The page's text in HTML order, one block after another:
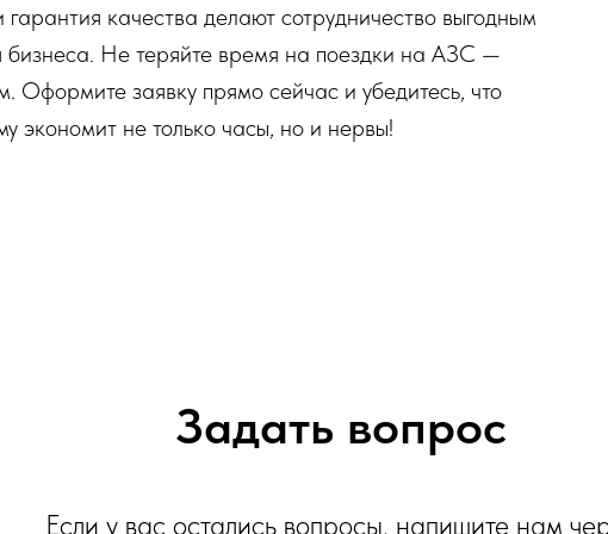
качества делают сотрудничество выгодным
бизнеса. Не теряйте время на поездки на АЗС —
Оформите заявку прямо сейчас и убедитесь, что
экономит не только часы, но и нервы!
Задать вопрос
Если у вас остались вопросы, напишите нам